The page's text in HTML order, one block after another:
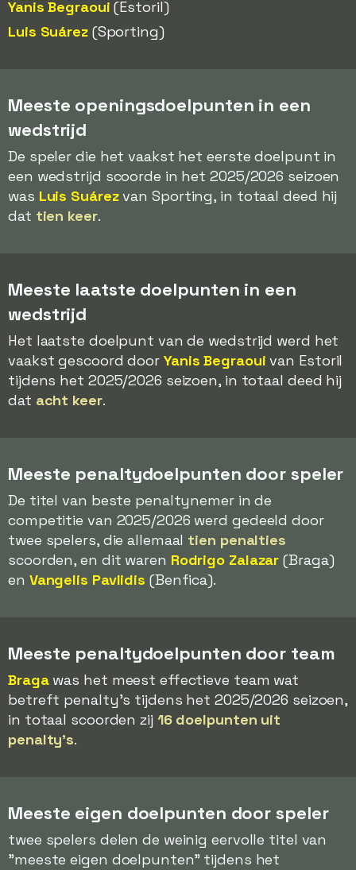
Yanis Begraoui (Estoril)
Luis Suárez(Sporting)
Meeste openingsdoelpunten in een
wedstrijd
De speler die het vaakst het eerste doelpunt in
een wedstrijd scoorde in het 2025/2026 seizoen
was Luis Suárezvan Sporting, in totaal deed hij
dat tien keer.
Meeste laatste doelpunten in een
wedstrijd
Het laatste doelpunt van de wedstrijd werd het
vaakst gescoord door Yanis Begraoui van Estoril
tijdens het 2025/2026 seizoen, in totaal deed hij
dat acht keer.
Meeste penaltydoelpunten door speler
De titel van beste penaltynemer in de
competitie van 2025/2026 werd gedeeld door
twee spelers, die allemaal tien penalties
scoorden, en dit waren Rodrigo Zalazar (Braga)
en Vangelis Pavlidis (Benfica).
Meeste penaltydoelpunten door team
Bragawas het meest effectieve team wat
betreft penalty's tijdens het 2025/2026 seizoen,
in totaal scoorden zij 16 doelpunten uit
penalty's.
Meeste eigen doelpunten door speler
twee spelers delen de weinig eervolle titel van
"meeste eigen doelpunten" tijdens het